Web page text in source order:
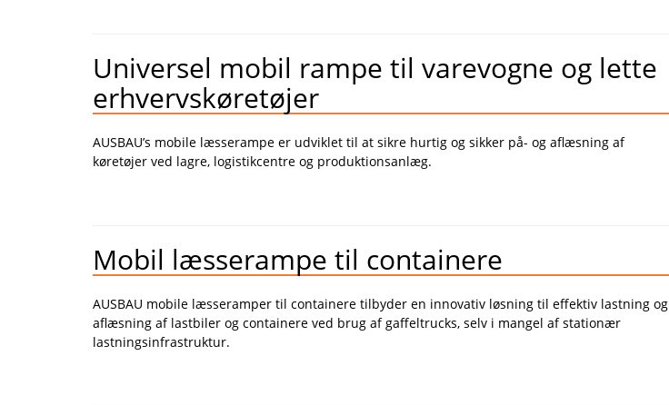
Universel mobil rampe til varevogne og lette
erhvervskøretøjer
AUSBAU’s mobile læsserampe er udviklet til at sikre hurtig og sikker på- og aflæsning af
køretøjer ved lagre, logistikcentre og produktionsanlæg.
Mobil læsserampe til containere
AUSBAU mobile læsseramper til containere tilbyder en innovativ løsning til effektiv lastning og
aflæsning af lastbiler og containere ved brug af gaffeltrucks, selv i mangel af stationær
lastningsinfrastruktur.